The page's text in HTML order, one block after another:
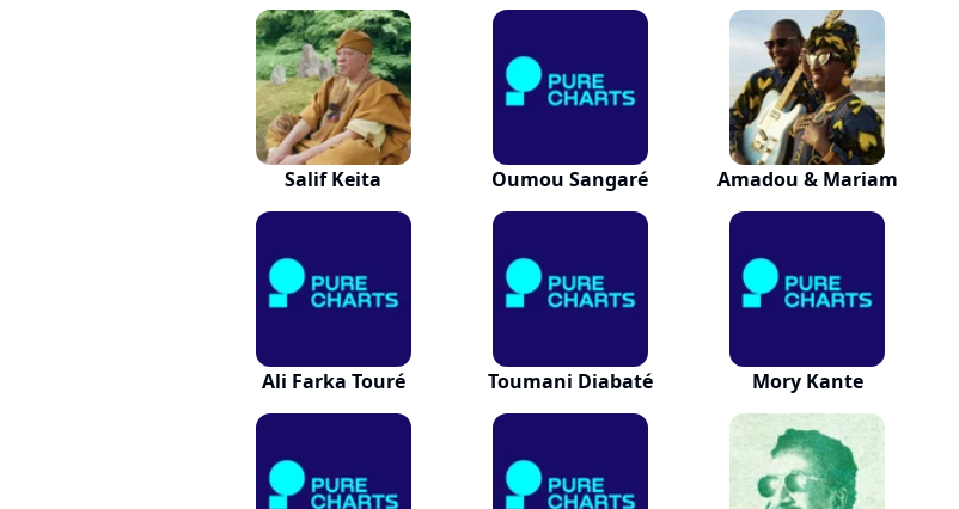
Salif Keita Oumou Sangaré Amadou & Mariam
Ali Farka Touré Toumani Diabaté Mory Kante